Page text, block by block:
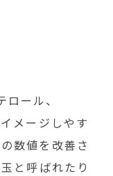
ール、
メージしやす
数値を改善さ
と呼ばれたり